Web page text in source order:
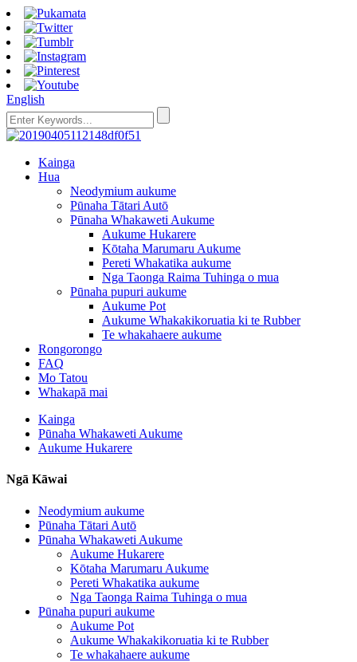
English
Kainga
Hua
Neodymium aukume
Pūnaha Tātari Autō
Pūnaha Whakaweti Aukume
Aukume Hukarere
Kōtaha Marumaru Aukume
Pereti Whakatika aukume
Nga Taonga Raima Tuhinga o mua
Pūnaha pupuri aukume
Aukume Pot
Aukume Whakakikoruatia ki te Rubber
Te whakahaere aukume
Rongorongo
FAQ
Mo Tatou
Whakapā mai
Kainga
Pūnaha Whakaweti Aukume
Aukume Hukarere
Ngā Kāwai
Neodymium aukume
Pūnaha Tātari Autō
Pūnaha Whakaweti Aukume
Aukume Hukarere
Kōtaha Marumaru Aukume
Pereti Whakatika aukume
Nga Taonga Raima Tuhinga o mua
Pūnaha pupuri aukume
Aukume Pot
Aukume Whakakikoruatia ki te Rubber
Te whakahaere aukume